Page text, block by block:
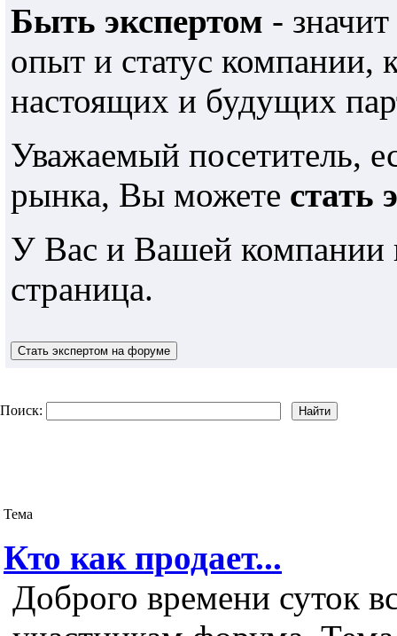
Быть экспертом -
опыт и статус компании,
настоящих и будущих
Уважаемый посетитель,
рынка, Вы можете стать
У Вас и Вашей компании
страница.
Поиск:
Тема
Кто как продает...
Доброго времени суток